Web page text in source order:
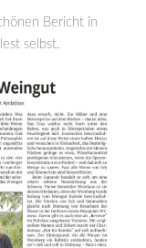
Bericht in
selbst.